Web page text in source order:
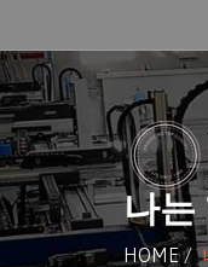
나는
HOME/